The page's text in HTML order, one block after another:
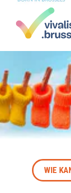
WIE